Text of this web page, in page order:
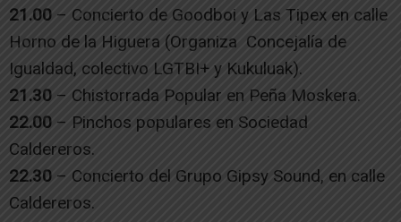
21.00 – Concierto de Goodboi y Las Tipex en calle
Horno de la Higuera (Organiza Concejalía de
Igualdad, colectivo LGTBI+ y Kukuluak).
21.30 – Chistorrada Popular en Peña Moskera.
22.00 – Pinchos populares en Sociedad
Caldereros.
22.30 – Concierto del Grupo Gipsy Sound, en calle
Caldereros.